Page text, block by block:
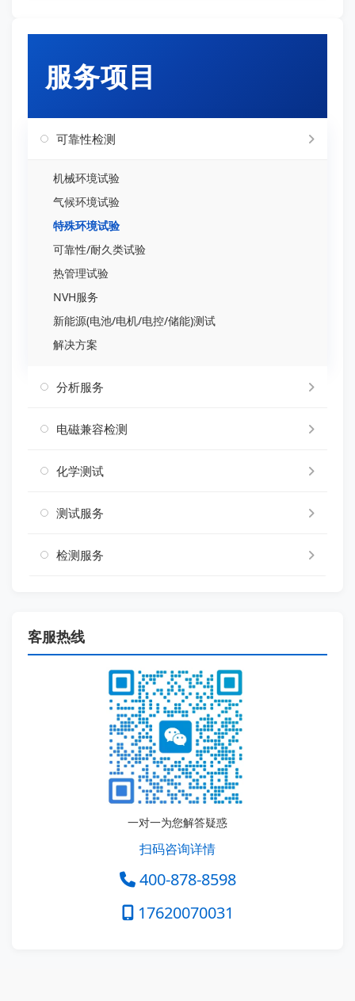
服务项目
可靠性检测
机械环境试验
气候环境试验
特殊环境试验
可靠性/耐久类试验
热管理试验
NVH服务
新能源(电池/电机/电控/储能)测试
解决方案
分析服务
电磁兼容检测
化学测试
测试服务
检测服务
客服热线
一对一为您解答疑惑
扫码咨询详情
400-878-8598
17620070031